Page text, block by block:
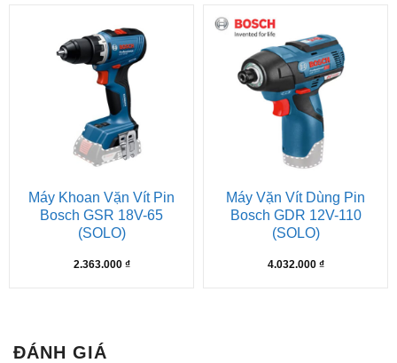
Máy Khoan Vặn Vít Pin
Bosch GSR 18V-65
(SOLO)
2.363.000 ₫
Máy Vặn Vít Dùng Pin
Bosch GDR 12V-110
(SOLO)
4.032.000 ₫
ĐÁNH GIÁ